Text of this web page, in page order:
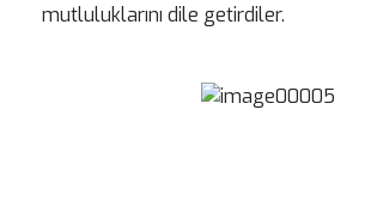
mutluluklarını dile getirdiler.